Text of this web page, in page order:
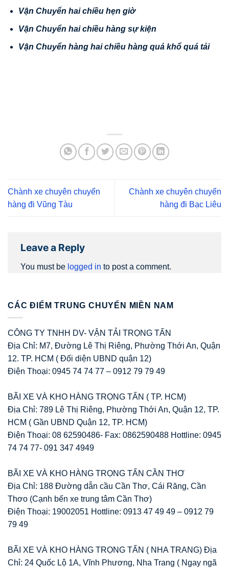
Vận Chuyển hai chiều hẹn giờ
Vận Chuyển hai chiều hàng sựkiện
Vận Chuyển hàng hai chiều hàng quá khổquá tải
Chành xe chuyên chuyển
hàng đi Vũng Tàu
Chành xe chuyên chuyển
hàng đi Bạc Liêu
Leave a Reply
You must be logged in to post a comment.
CÁC ĐIỂM TRUNG CHUYỂN MIỀN NAM
CÔNG TY TNHH DV- VẬN TẢI TRỌNG TẤN
Địa Chỉ: M7, Đường Lê Thị Riêng, Phường Thới An, Quận
12. TP. HCM ( Đối diện UBND quận 12)
Điện Thoại: 0945 74 74 77 – 0912 79 79 49
BÃI XE VÀ KHO HÀNG TRỌNG TẤN ( TP. HCM)
Địa Chỉ: 789 Lê Thị Riêng, Phường Thới An, Quận 12, TP.
HCM ( Gần UBND Quận 12, TP. HCM)
Điện Thoại: 08 62590486- Fax: 0862590488 Hottline: 0945
74 74 77- 091 347 4949
BÃI XE VÀ KHO HÀNG TRỌNG TẤN CẦN THƠ
Địa Chỉ: 188 Đường dẫn cầu Cần Thơ, Cái Răng, Cần
Thơo (Cạnh bến xe trung tâm Cần Thơ)
Điện Thoại: 19002051 Hottline: 0913 47 49 49 – 0912 79
79 49
BÃI XE VÀ KHO HÀNG TRỌNG TẤN ( NHA TRANG) Địa
Chỉ: 24 Quốc Lộ 1A, Vĩnh Phương, Nha Trang ( Ngay ngã